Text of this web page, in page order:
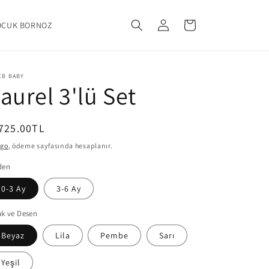
BORNOZ
Oturum
Sepet
BABY
3'lü Set
, ödeme sayfasında hesaplanır.
0-3 Ay 3-6 Ay
ve Desen
Beyaz Lila Pembe Sarı
Yeşil